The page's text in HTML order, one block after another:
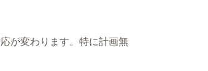
が変わります。特に計画無